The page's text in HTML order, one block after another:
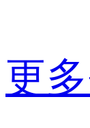
更